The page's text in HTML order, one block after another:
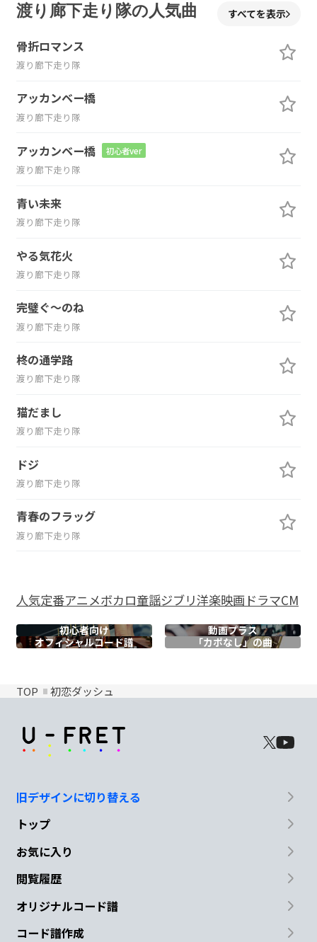
渡り廊下走り隊の人気曲 すべてを表示
骨折ロマンス
渡り廊下走り隊
アッカンベー橋
渡り廊下走り隊
アッカンベー橋 初心者ver
渡り廊下走り隊
青い未来
渡り廊下走り隊
やる気花火
渡り廊下走り隊
完璧ぐ～のね
渡り廊下走り隊
柊の通学路
渡り廊下走り隊
猫だまし
渡り廊下走り隊
ドジ
渡り廊下走り隊
青春のフラッグ
渡り廊下走り隊
人気定番アニメボカロ童謡ジブリ洋楽映画ドラマCM
初心者向け
動画プラス
オフィシャルコード譜 「カポなし」の曲
TOP 初恋ダッシュ
旧デザインに切り替える
トップ
お気に入り
閲覧履歴
オリジナルコード譜
コード譜作成